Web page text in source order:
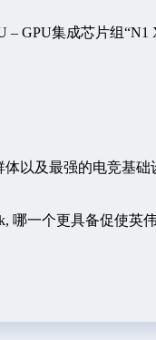
GPU集成芯片组
以及最强的电竞基
哪一个更具备促使英